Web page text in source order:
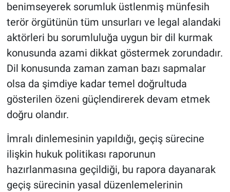
benimseyerek sorumluk üstlenmiş münfesih
terör örgütünün tüm unsurları ve legal alandaki
aktörleri bu sorumluluğa uygun bir dil kurmak
konusunda azami dikkat göstermek zorundadır.
Dil konusunda zaman zaman bazı sapmalar
olsa da şimdiye kadar temel doğrultuda
gösterilen özeni güçlendirerek devam etmek
doğru olandır.
İmralı dinlemesinin yapıldığı, geçiş sürecine
ilişkin hukuk politikası raporunun
hazırlanmasına geçildiği, bu rapora dayanarak
geçiş sürecinin yasal düzenlemelerinin